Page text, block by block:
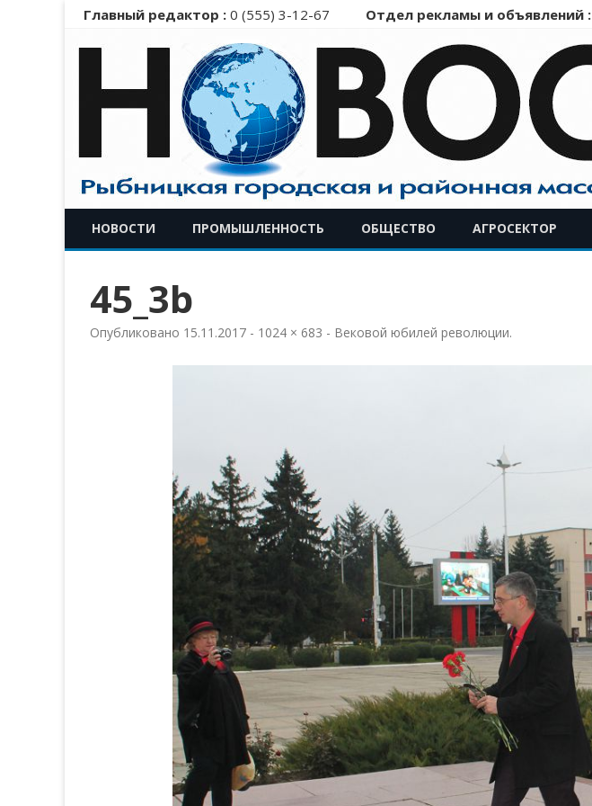
Главный редактор : 0 (555) 3-12-67 Отдел рекламы и объявлений :
НОВОСТИ ПРОМЫШЛЕННОСТЬ ОБЩЕСТВО АГРОСЕКТОР
45_3b
Опубликовано 15.11.2017 - 1024 × 683 - Вековой юбилей революции.